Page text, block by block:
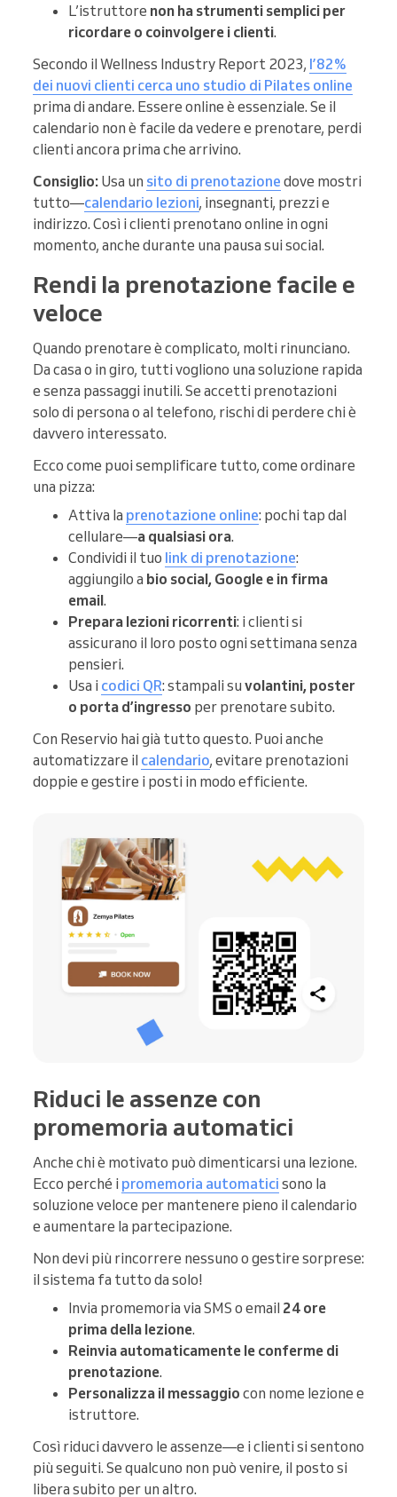
L’istruttore non ha strumenti semplici per
ricordare o coinvolgere i clienti.
Secondo il Wellness Industry Report 2023, l’82%
dei nuovi clienti cerca uno studio di Pilates online
prima di andare. Essere online è essenziale. Se il
calendario non è facile da vedere e prenotare, perdi
clienti ancora prima che arrivino.
Consiglio: Usa un sito di prenotazione dove mostri
tutto—calendario lezioni, insegnanti, prezzi e
indirizzo. Così i clienti prenotano online in ogni
momento, anche durante una pausa sui social.
Rendi la prenotazione facile e
veloce
Quando prenotare è complicato, molti rinunciano.
Da casa o in giro, tutti vogliono una soluzione rapida
e senza passaggi inutili. Se accetti prenotazioni
solo di persona o al telefono, rischi di perdere chi è
davvero interessato.
Ecco come puoi semplificare tutto, come ordinare
una pizza:
Attiva la prenotazione online: pochi tap dal
cellulare—a qualsiasi ora.
Condividi il tuo link di prenotazione:
aggiungilo a bio social, Google e in firma
email.
Prepara lezioni ricorrenti: i clienti si
assicurano il loro posto ogni settimana senza
pensieri.
Usa i codici QR: stampali su volantini, poster
o porta d’ingresso per prenotare subito.
Con Reservio hai già tutto questo. Puoi anche
automatizzare il calendario, evitare prenotazioni
doppie e gestire i posti in modo efficiente.
Riduci le assenze con
promemoria automatici
Anche chi è motivato può dimenticarsi una lezione.
Ecco perché i promemoria automatici sono la
soluzione veloce per mantenere pieno il calendario
e aumentare la partecipazione.
Non devi più rincorrere nessuno o gestire sorprese:
il sistema fa tutto da solo!
Invia promemoria via SMS o email 24 ore
prima della lezione.
Reinvia automaticamente le conferme di
prenotazione.
Personalizza il messaggio con nome lezione e
istruttore.
Così riduci davvero le assenze—e i clienti si sentono
più seguiti. Se qualcuno non può venire, il posto si
libera subito per un altro.